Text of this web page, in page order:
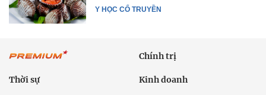
Y HỌC CỔ TRUYỀN
Chính trị
Thời sự Kinh doanh